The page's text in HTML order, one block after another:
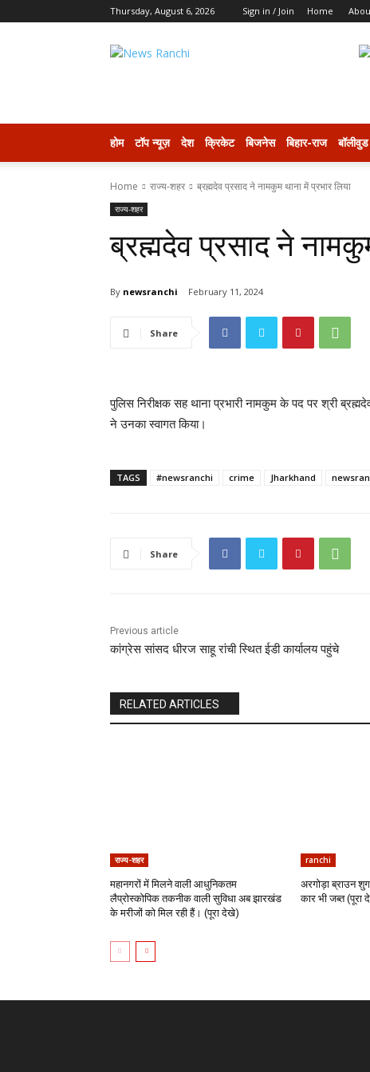
Thursday, August 6, 2026 Sign in / Join Home
होम टॉप न्यूज़ देश क्रिकेट बिजनेस बिहार-राज बॉलीवुड
Home राज्य-शहर ब्रह्मदेव प्रसाद ने नामकुम थाना में प्रभार लिया
राज्य-शहर
ब्रह्मदेव प्रसाद ने
By newsranchi February 11, 2024
Share
पुलिस निरीक्षक सह थाना प्रभारी नामकुम के पद पर श्री
ने उनका स्वागत किया।
TAGS #newsranchi crime Jharkhand
Share
Previous article
कांग्रेस सांसद धीरज साहू रांची स्थित ईडी कार्यालय पहुंचे
RELATED ARTICLES
राज्य-शहर
महानगरों में मिलने वाली आधुनिकतम
लैप्रोस्कोपिक तकनीक वाली सुविधा अब झारखंड
के मरीजों को मिल रही हैं। (पूरा देखे)
ranchi
अरगोड़ा ब्राउन
कार भी जब्त (पूरा